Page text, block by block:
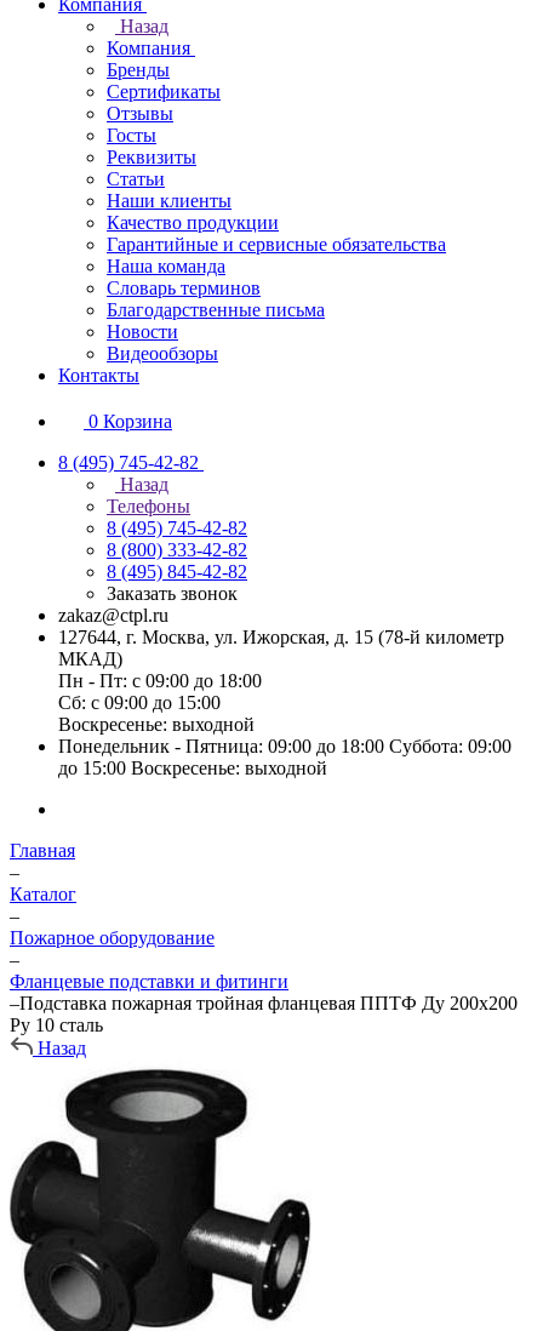
Компания
Назад
Компания
Бренды
Сертификаты
Отзывы
Госты
Реквизиты
Статьи
Наши клиенты
Качество продукции
Гарантийные и сервисные обязательства
Наша команда
Словарь терминов
Благодарственные письма
Новости
Видеообзоры
Контакты
0 Корзина
8 (495) 745-42-82
Назад
Телефоны
8 (495) 745-42-82
8 (800) 333-42-82
8 (495) 845-42-82
Заказать звонок
zakaz@ctpl.ru
127644, г. Москва, ул. Ижорская, д. 15 (78-й километр
МКАД)
Пн - Пт: с 09:00 до 18:00
Сб: с 09:00 до 15:00
Воскресенье: выходной
Понедельник - Пятница: 09:00 до 18:00 Суббота: 09:00
до 15:00 Воскресенье: выходной
Главная
–
Каталог
–
Пожарное оборудование
–
Фланцевые подставки и фитинги
–Подставка пожарная тройная фланцевая ППТФ Ду 200х200
Ру 10 сталь
Назад